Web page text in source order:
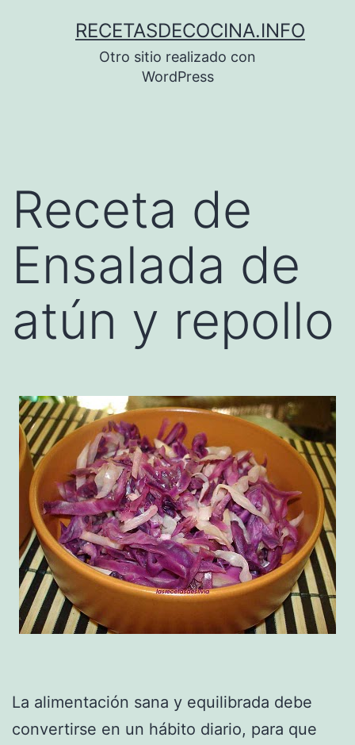
RECETASDECOCINA.INFO
Otro sitio realizado con
WordPress
Receta de
Ensalada de
atún y repollo
La alimentación sana y equilibrada debe
convertirse en un hábito diario, para que